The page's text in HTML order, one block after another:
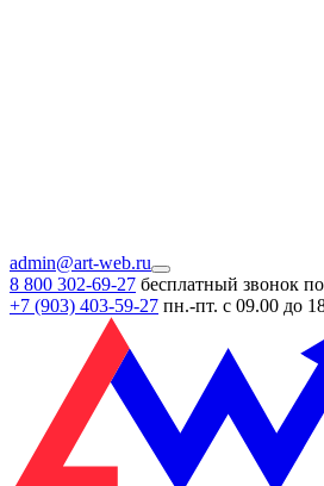
admin@art-web.ru
8 800 302-69-27 бесплатный звонок
+7 (903) 403-59-27 пн.-пт. с 09.00 до